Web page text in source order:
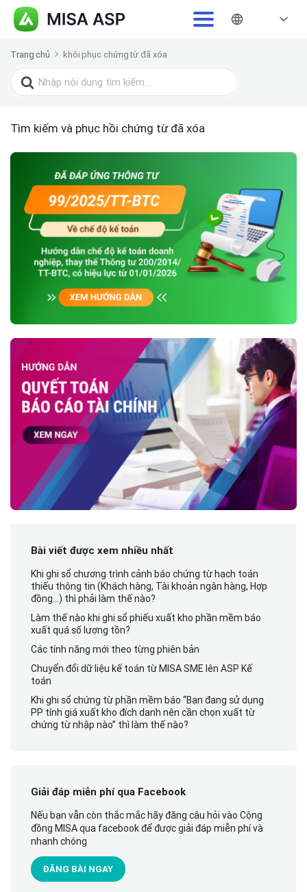
Trang chủ khôi phục chứng từ đã xóa
Search
for:
Tìm kiếm và phục hồi chứng từ đã xóa
Bài viết được xem nhiều nhất
Khi ghi sổ chương trình cảnh báo chứng từ hạch toán
thiếu thông tin (Khách hàng, Tài khoản ngân hàng, Hợp
đồng…) thì phải làm thế nào?
Làm thế nào khi ghi sổ phiếu xuất kho phần mềm báo
xuất quá số lượng tồn?
Các tính năng mới theo từng phiên bản
Chuyển đổi dữ liệu kế toán từ MISA SME lên ASP Kế
toán
Khi ghi sổ chứng từ phần mềm báo “Bạn đang sử dụng
PP tính giá xuất kho đích danh nên cần chọn xuất từ
chứng từ nhập nào” thì làm thế nào?
Giải đáp miễn phí qua Facebook
Nếu bạn vẫn còn thắc mắc hãy đăng câu hỏi vào Cộng
đồng MISA qua facebook để được giải đáp miễn phí và
nhanh chóng
ĐĂNG BÀI NGAY